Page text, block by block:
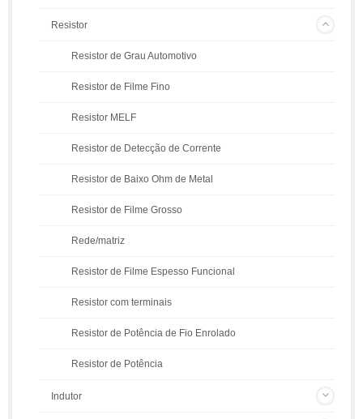
Resistor
Resistor de Grau Automotivo
Resistor de Filme Fino
Resistor MELF
Resistor de Detecção de Corrente
Resistor de Baixo Ohm de Metal
Resistor de Filme Grosso
Rede/matriz
Resistor de Filme Espesso Funcional
Resistor com terminais
Resistor de Potência de Fio Enrolado
Resistor de Potência
Indutor